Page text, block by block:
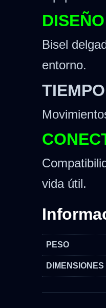
Bisel
entorno.
vida útil.
PESO
DIMENSIONES